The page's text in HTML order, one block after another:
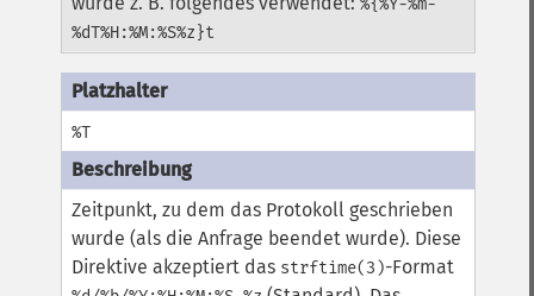
%{%Y-%m-
%dT%H:%M:%S%z}t
%T
Zeitpunkt, zu dem das Protokoll geschrieben
wurde (als die Anfrage beendet wurde). Diese
Direktive akzeptiert das strftime(3)-Format